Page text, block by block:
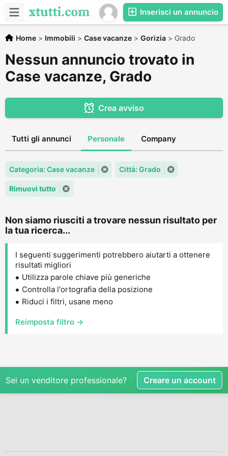
Inserisci un annuncio
Home > Immobili > Case vacanze > Gorizia > Grado
Nessun annuncio trovato in
Case vacanze, Grado
Crea avviso
Tutti gli annunci Personale Company
Categoria: Case vacanze Città: Grado
Rimuovi tutto
Non siamo riusciti a trovare nessun risultato per
la tua ricerca...
I seguenti suggerimenti potrebbero aiutarti a ottenere
risultati migliori
Utilizza parole chiave più generiche
Controlla l'ortografia della posizione
Riduci i filtri, usane meno
Reimposta filtro →
Sei un venditore professionale? Creare un account